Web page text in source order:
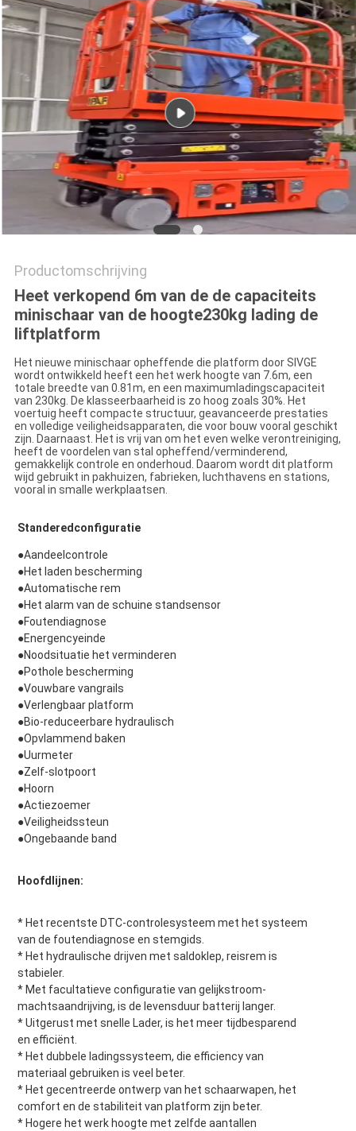
Productomschrijving
Heet verkopend 6m van de de capaciteits
minischaar van de hoogte230kg lading de
liftplatform
Het nieuwe minischaar opheffende die platform door SIVGE
wordt ontwikkeld heeft een het werk hoogte van 7.6m, een
totale breedte van 0.81m, en een maximumladingscapaciteit
van 230kg. De klasseerbaarheid is zo hoog zoals 30%. Het
voertuig heeft compacte structuur, geavanceerde prestaties
en volledige veiligheidsapparaten, die voor bouw vooral geschikt
zijn. Daarnaast. Het is vrij van om het even welke verontreiniging,
heeft de voordelen van stal opheffend/verminderend,
gemakkelijk controle en onderhoud. Daarom wordt dit platform
wijd gebruikt in pakhuizen, fabrieken, luchthavens en stations,
vooral in smalle werkplaatsen.
Standeredconfiguratie
●Aandeelcontrole
●Het laden bescherming
●Automatische rem
●Het alarm van de schuine standsensor
●Foutendiagnose
●Energencyeinde
●Noodsituatie het verminderen
●Pothole bescherming
●Vouwbare vangrails
●Verlengbaar platform
●Bio-reduceerbare hydraulisch
●Opvlammend baken
●Uurmeter
●Zelf-slotpoort
●Hoorn
●Actiezoemer
●Veiligheidssteun
●Ongebaande band
Hoofdlijnen:
* Het recentste DTC-controlesysteem met het systeem
van de foutendiagnose en stemgids.
* Het hydraulische drijven met saldoklep, reisrem is
stabieler.
* Met facultatieve configuratie van gelijkstroom-
machtsaandrijving, is de levensduur batterij langer.
* Uitgerust met snelle Lader, is het meer tijdbesparend
en efficiënt.
* Het dubbele ladingssysteem, die efficiency van
materiaal gebruiken is veel beter.
* Het gecentreerde ontwerp van het schaarwapen, het
comfort en de stabiliteit van platform zijn beter.
* Hogere het werk hoogte met zelfde aantallen